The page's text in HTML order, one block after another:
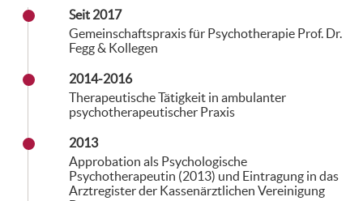
Seit 2017
Gemeinschaftspraxis für Psychotherapie Prof. Dr.
Fegg & Kollegen
2014-2016
Therapeutische Tätigkeit in ambulanter
psychotherapeutischer Praxis
2013
Approbation als Psychologische
Psychotherapeutin (2013) und Eintragung in das
Arztregister der Kassenärztlichen Vereinigung